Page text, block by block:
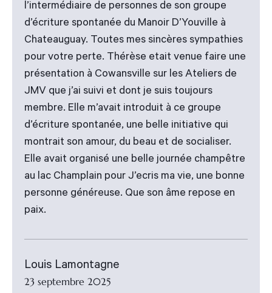
l’intermédiaire de personnes de son groupe
d’écriture spontanée du Manoir D’Youville à
Chateauguay. Toutes mes sincères sympathies
pour votre perte. Thérèse etait venue faire une
présentation à Cowansville sur les Ateliers de
JMV que j’ai suivi et dont je suis toujours
membre. Elle m’avait introduit à ce groupe
d’écriture spontanée, une belle initiative qui
montrait son amour, du beau et de socialiser.
Elle avait organisé une belle journée champêtre
au lac Champlain pour J’ecris ma vie, une bonne
personne généreuse. Que son âme repose en
paix.
Louis Lamontagne
23 septembre 2025